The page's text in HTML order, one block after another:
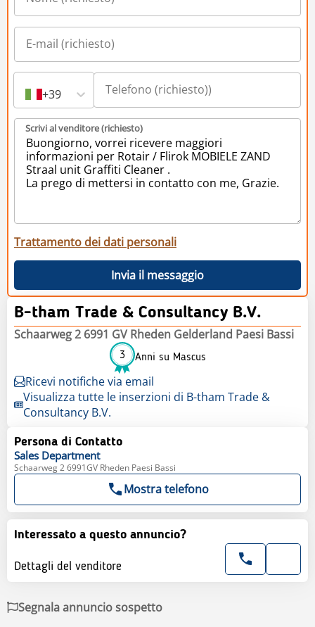
+39
Scrivi al venditore (richiesto)
Trattamento dei dati personali
Invia il messaggio
B-tham Trade & Consultancy B.V.
Schaarweg 2 6991 GV Rheden Gelderland Paesi Bassi
3 Anni su Mascus
Ricevi notifiche via email
Visualizza tutte le inserzioni di B-tham Trade &
Consultancy B.V.
Persona di Contatto
Sales Department
Schaarweg 2 6991GV Rheden Paesi Bassi
Mostra telefono
Interessato a questo annuncio?
Dettagli del venditore
Segnala annuncio sospetto